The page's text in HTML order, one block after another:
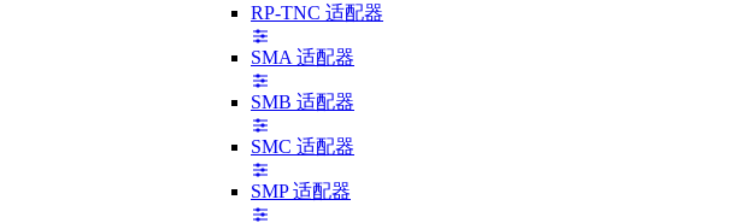
RP-TNC 适配器
SMA 适配器
SMB 适配器
SMC 适配器
SMP 适配器